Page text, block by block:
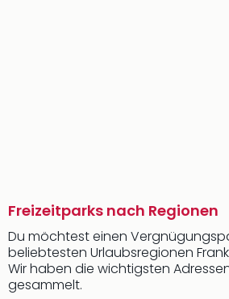
Freizeitparks nach Regionen
Du möchtest einen
beliebtesten Urlaubsregionen
Wir haben die wichtigsten
gesammelt.